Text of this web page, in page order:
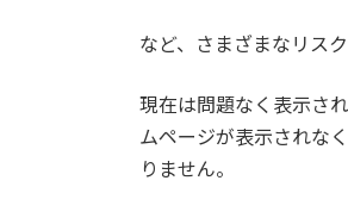
など、さまざまなリスク
現在は問題なく表示さ
ムページが表示されな
りません。